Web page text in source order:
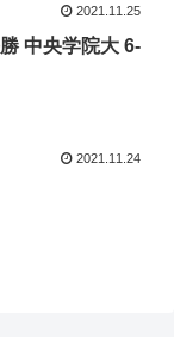
2021.11.25
中央学院大 6-
2021.11.24